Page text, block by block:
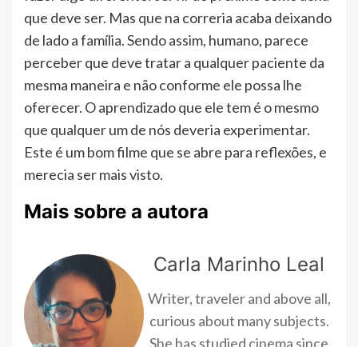
que deve ser. Mas que na correria acaba deixando
de lado a família. Sendo assim, humano, parece
perceber que deve tratar a qualquer paciente da
mesma maneira e não conforme ele possa lhe
oferecer. O aprendizado que ele tem é o mesmo
que qualquer um de nós deveria experimentar.
Este é um bom filme que se abre para reflexões, e
merecia ser mais visto.
Mais sobre a autora
Carla Marinho Leal
Writer, traveler and above all,
curious about many subjects.
She has studied cinema since